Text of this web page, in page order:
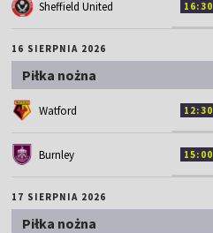
Sheffield United 16:30
16 SIERPNIA 2026
Piłka nożna
Watford 12:30
Burnley 15:00
17 SIERPNIA 2026
Piłka nożna